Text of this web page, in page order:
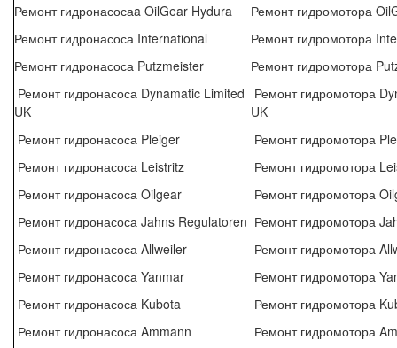
Ремонт гидронасосаa OilGear Hydura
Ремонт гидромотора
Ремонт гидронасоса International
Ремонт гидромотора
Ремонт гидронасоса Putzmeister
Ремонт гидромотора
Ремонт гидронасоса Dynamatic Limited
UK
Ремонт гидромотора
UK
Ремонт гидронасоса Pleiger
Ремонт гидромотора
Ремонт гидронасоса Leistritz
Ремонт гидромотора
Ремонт гидронасоса Oilgear
Ремонт гидромотора
Ремонт гидронасоса Jahns Regulatoren Ремонт гидромотора
Ремонт гидронасоса Allweiler
Ремонт гидромотора
Ремонт гидронасоса Yanmar
Ремонт гидромотора
Ремонт гидронасоса Kubota
Ремонт гидромотора
Ремонт гидронасоса Ammann
Ремонт гидромотора